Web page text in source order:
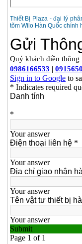
Thiết Bị Plaza - đại lý
tõm Wilo Hàn Quốc chính